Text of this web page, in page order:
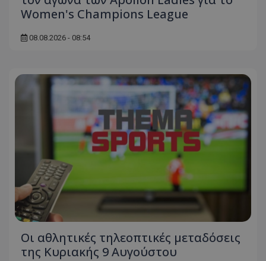
Women's Champions League
08.08.2026 - 08:54
Οι αθλητικές τηλεοπτικές μεταδόσεις
της Κυριακής 9 Αυγούστου